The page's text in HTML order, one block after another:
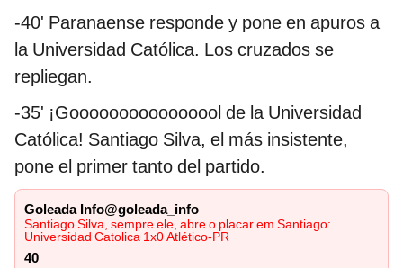
-40' Paranaense responde y pone en apuros a
la Universidad Católica. Los cruzados se
repliegan.
-35' ¡Goooooooooooooool de la Universidad
Católica! Santiago Silva, el más insistente,
pone el primer tanto del partido.
Goleada Info@goleada_info
Santiago Silva, sempre ele, abre o placar em Santiago:
Universidad Catolica 1x0 Atlético-PR
40